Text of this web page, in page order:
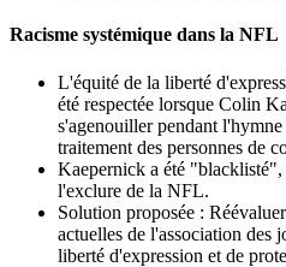
Racisme systémique dans la NFL
L'équité de la liberté
été respectée lorsque Colin
s'agenouiller pendant
traitement des personnes de
Kaepernick a été
l'exclure de la NFL.
Solution proposée :
actuelles de l'association des
liberté d'expression et de